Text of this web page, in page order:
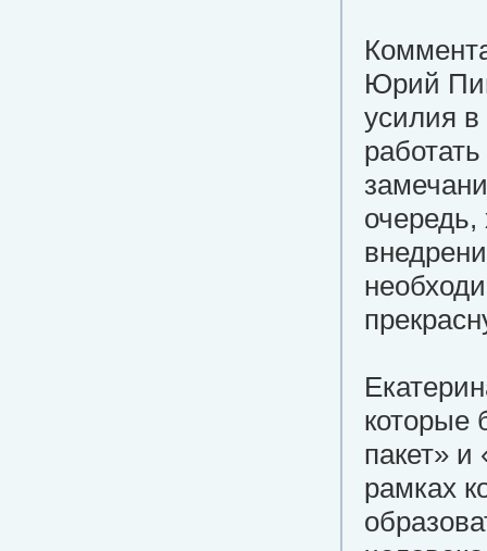
Юрий
усилия в
очередь,
которые
пакет» и
рамках